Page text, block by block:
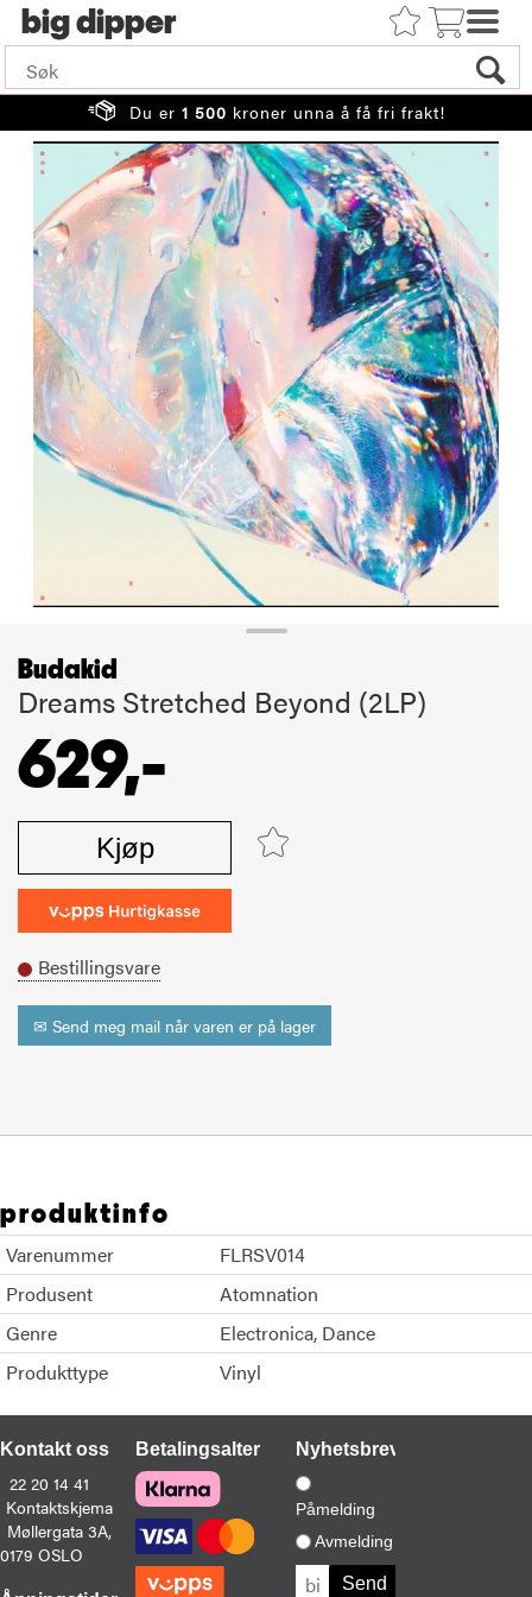
big
Du er 1 500 kroner unna å få fri frakt!
Budakid
Dreams Stretched Beyond (2LP)
629,-
Kjøp
Bestillingsvare
✉ Send meg mail når varen er på lager
produktinfo
Varenummer
FLRSV014
Produsent
Atomnation
Genre
Electronica Dance
Produkttype
Vinyl
Kontakt oss
22 20 14 41
Kontaktskjema
Møllergata 3A,
0179 OSLO
BetalingsalternativerNyhetsbrev
Påmelding
Avmelding